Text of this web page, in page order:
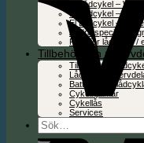
El Lådcykel –
El Lådcykel –
El Lådcykel –
Andra
Folie för lådcykel /
Tillbehör och
Tillbehör för
Lådcykel
Batterier för
Cykelhjälmar
Cykellås
Services
Sök
efter: